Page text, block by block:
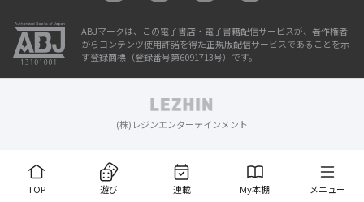
TOP 遊び 連載 My本棚 メニュー
ABJマークは、この電子書店・電子書籍配信サービスが、著作権者
からコンテンツ使用許諾を得た正規版配信サービスであることを示
す登録商標（登録番号第6091713号）です。
(株)レジンエンターテインメント